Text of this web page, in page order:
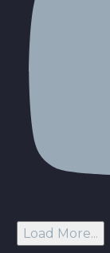
Load More...